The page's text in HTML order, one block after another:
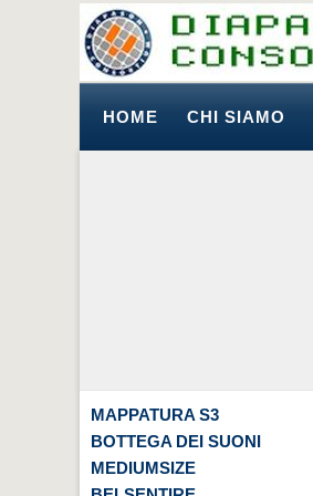
HOME CHI SIAMO
MAPPATURA S3
BOTTEGA DEI SUONI
MEDIUMSIZE